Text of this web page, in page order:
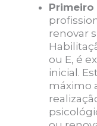
Primeiro
renovar
ou E, é
inicial.
máximo